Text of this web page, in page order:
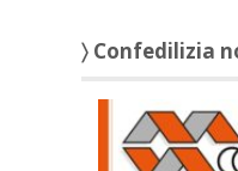
〉 Confedilizia